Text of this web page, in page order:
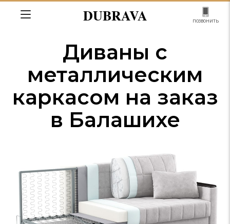
DUBRAVA позвонить
Диваны с
металлическим
каркасом на заказ
в Балашихе